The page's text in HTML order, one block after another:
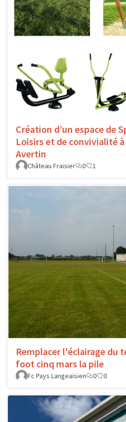
Création d’un espace de
Loisirs et de convivialité
Avertin
Château Fraisier 0 1
Remplacer l'éclairage du
foot cinq mars la pile
Fc Pays Langeaisien
0 0